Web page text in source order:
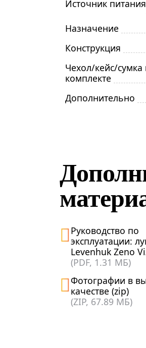
Источник питания
Назначение
Конструкция
Чехол/кейс/сумка
комплекте
Дополнительно
Руководство по
эксплуатации:
Levenhuk Zeno
(PDF, 1.31 МБ)
Фотографии в
качестве (zip)
(ZIP, 67.89 МБ)